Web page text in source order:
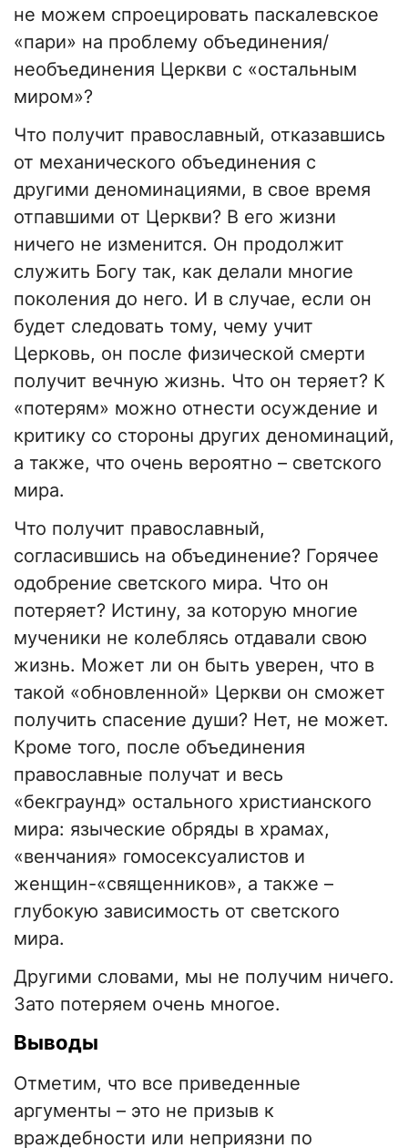
не можем спроецировать паскалевское
«пари» на проблему объединения/
необъединения Церкви с «остальным
миром»?
Что получит православный, отказавшись
от механического объединения с
другими деноминациями, в свое время
отпавшими от Церкви? В его жизни
ничего не изменится. Он продолжит
служить Богу так, как делали многие
поколения до него. И в случае, если он
будет следовать тому, чему учит
Церковь, он после физической смерти
получит вечную жизнь. Что он теряет? К
«потерям» можно отнести осуждение и
критику со стороны других деноминаций,
а также, что очень вероятно – светского
мира.
Что получит православный,
согласившись на объединение? Горячее
одобрение светского мира. Что он
потеряет? Истину, за которую многие
мученики не колеблясь отдавали свою
жизнь. Может ли он быть уверен, что в
такой «обновленной» Церкви он сможет
получить спасение души? Нет, не может.
Кроме того, после объединения
православные получат и весь
«бекграунд» остального христианского
мира: языческие обряды в храмах,
«венчания» гомосексуалистов и
женщин-«священников», а также –
глубокую зависимость от светского
мира.
Другими словами, мы не получим ничего.
Зато потеряем очень многое.
Выводы
Отметим, что все приведенные
аргументы – это не призыв к
враждебности или неприязни по